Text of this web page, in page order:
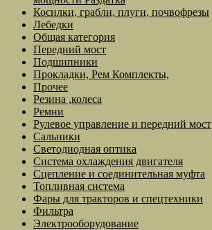
Косилки, грабли, плуги, почвофрезы
Лебедки
Общая категория
Передний мост
Подшипники
Прокладки, Рем Комплекты,
Прочее
Резина ,колеса
Ремни
Рулевое управление и передний мост
Сальники
Светодиодная оптика
Система охлаждения двигателя
Сцепление и соединительная муфта
Топливная система
Фары для тракторов и спецтехники
Фильтра
Электрооборудование